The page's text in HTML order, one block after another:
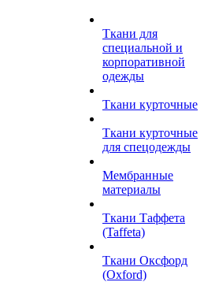
Ткани для
специальной и
корпоративной
одежды
Ткани курточные
Ткани курточные
для спецодежды
Мембранные
материалы
Ткани Таффета
(Taffeta)
Ткани Оксфорд
(Oxford)